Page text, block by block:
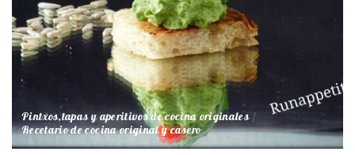
Pintxos,tapas y aperitivos de cocina originales
Recetario de cocina original y casero